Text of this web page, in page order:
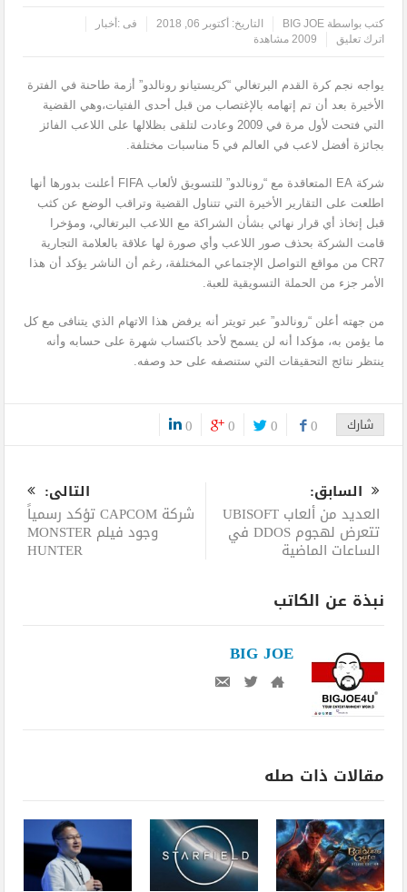
كتب بواسطةBIG JOE التاريخ: أكتوبر 06, 2018 فى : أخبار
اترك تعليق
2009 مشاهدة
يواجه نجم كرة القدم البرتغالي “كريستيانو رونالدو” أزمة طاحنة في الفترة
الأخيرة بعد أن تم إتهامه بالإغتصاب من قبل أحدى الفتيات،وهي القضية
التي فتحت لأول مرة في 2009 وعادت لتلقى بظلالها على اللاعب الفائز
بجائزة أفضل لاعب في العالم في 5 مناسبات مختلفة.
شركة EA المتعاقدة مع “رونالدو” للتسويق لألعاب FIFA أعلنت بدورها أنها
اطلعت على التقارير الأخيرة التي تتناول القضية وتراقب الوضع عن كثب
قبل إتخاذ أي قرار نهائي بشأن الشراكة مع اللاعب البرتغالي، ومؤخرا
قامت الشركة بحذف صور اللاعب وأي صورة لها علاقة بالعلامة التجارية
CR7 من مواقع التواصل الإجتماعي المختلفة، رغم أن الناشر يؤكد أن هذا
الأمر جزء من الحملة التسويقية للعبة.
من جهته أعلن “رونالدو” عبر تويتر أنه يرفض هذا الاتهام الذي يتنافى مع كل
ما يؤمن به، مؤكدا أنه لن يسمح لأحد باكتساب شهرة على حسابه وأنه
ينتظر نتائج التحقيقات التي ستنصفه على حد وصفه.
شارك 0
0
0
0
السابق:
العديد من ألعاب UBISOFT
تتعرض لهجوم DDOS في
الساعات الماضية
التالى:
شركة CAPCOM تؤكد رسمياً
وجود فيلم MONSTER
HUNTER
نبذة عن الكاتب
BIG JOE
مقالات ذات صله